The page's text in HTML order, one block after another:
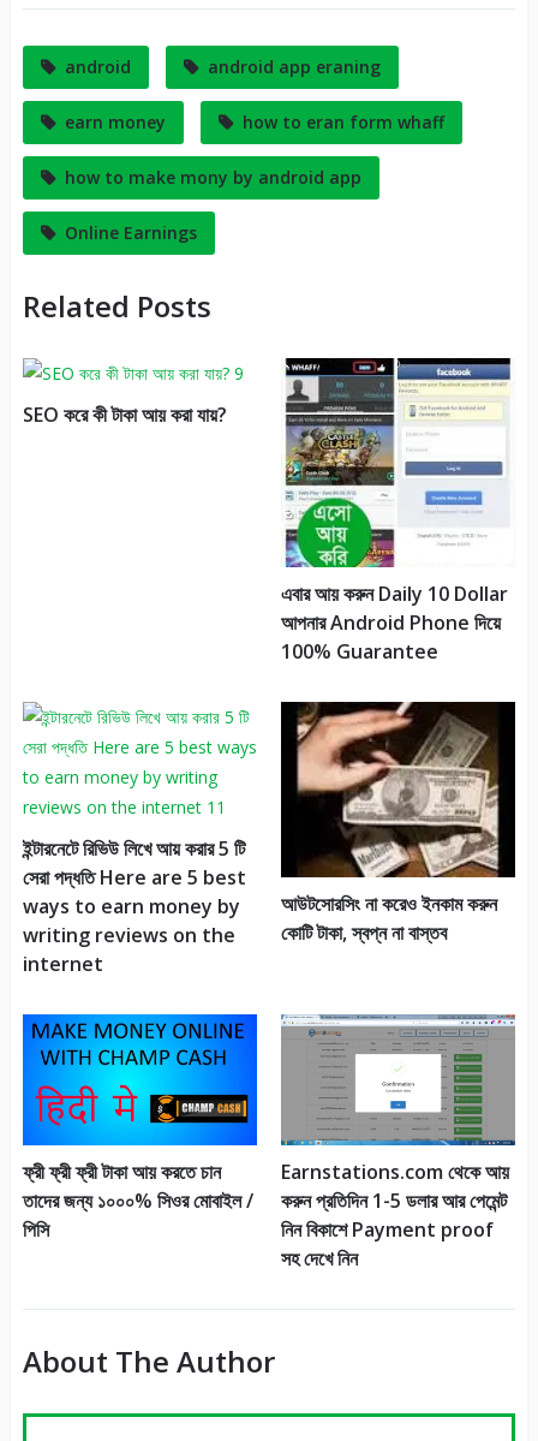
android android app eraning
earn money how to eran form whaff
how to make mony by android app
Online Earnings
Related Posts
SEO করে কী টাকা আয় করা যায়?
এবার আয় করুন Daily 10 Dollar
আপনার Android Phone দিয়ে
100% Guarantee
ইন্টারনেটে রিভিউ লিখে আয় করার 5 টি
সেরা পদ্ধতি Here are 5 best
ways to earn money by
writing reviews on the
internet
আউটসোরসিং না করেও ইনকাম করুন
কোটি টাকা, স্বপ্ন না বাস্তব
ফ্রী ফ্রী ফ্রী টাকা আয় করতে চান
তাদের জন্য ১০০০% সিওর মোবাইল /
পিসি
Earnstations.com থেকে আয়
করুন প্রতিদিন 1-5 ডলার আর পেমেন্ট
নিন বিকাশে Payment proof
সহ দেখে নিন
About The Author